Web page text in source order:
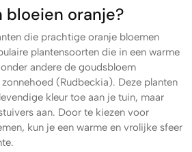
bloeien oranje?
die prachtige oranje bloemen
plantensoorten die in een warme
andere de goudsbloem
(Rudbeckia). Deze planten
kleur toe aan je tuin, maar
aan. Door te kiezen voor
kun je een warme en vrolijke sfeer